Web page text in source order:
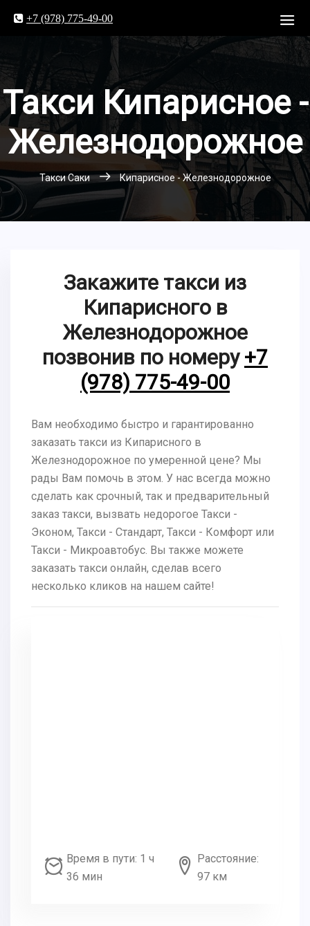
+7 (978) 775-49-00
Такси Кипарисное -
Железнодорожное
Такси Саки Кипарисное - Железнодорожное
Закажите такси из
Кипарисного в
Железнодорожное
позвонив по номеру +7
(978) 775-49-00
Вам необходимо быстро и гарантированно
заказать такси из Кипарисного в
Железнодорожное по умеренной цене? Мы
рады Вам помочь в этом. У нас всегда можно
сделать как срочный, так и предварительный
заказ такси, вызвать недорогое Такси -
Эконом, Такси - Стандарт, Такси - Комфорт или
Такси - Микроавтобус. Вы также можете
заказать такси онлайн, сделав всего
несколько кликов на нашем сайте!
Время в пути: 1 ч
36 мин
Расстояние:
97 км